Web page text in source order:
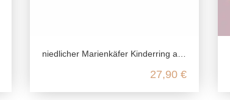
niedlicher Marienkäfer Kinderring aus echtem 925 Sterling Silber
27,90 €